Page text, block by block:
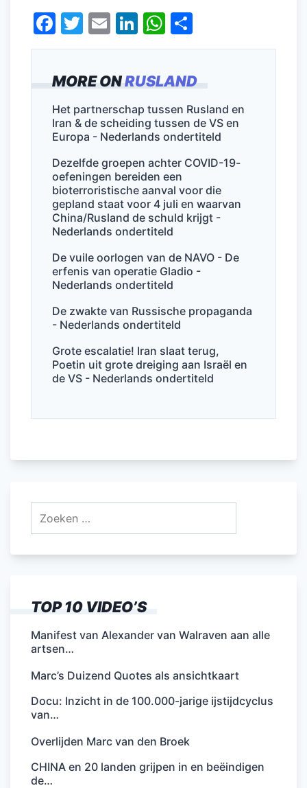
MORE ONRUSLAND
Het partnerschap tussen Rusland en
Iran & de scheiding tussen de VS en
Europa - Nederlands ondertiteld
Dezelfde groepen achter COVID-19-
oefeningen bereiden een
bioterroristische aanval voor die
gepland staat voor 4 juli en waarvan
China/Rusland de schuld krijgt -
Nederlands ondertiteld
De vuile oorlogen van de NAVO - De
erfenis van operatie Gladio -
Nederlands ondertiteld
De zwakte van Russische propaganda
- Nederlands ondertiteld
Grote escalatie! Iran slaat terug,
Poetin uit grote dreiging aan Israël en
de VS - Nederlands ondertiteld
F
a
e
b
o
o
k
T
w
er
E
m
l
Li
n
e
dI
n
W
h
s
A
p
p
el
n
TOP 10 VIDEO’S
Manifest van Alexander van Walraven aan alle
artsen…
Marc’s Duizend Quotes als ansichtkaart
Docu: Inzicht in de 100.000-jarige ijstijdcyclus
van…
Overlijden Marc van den Broek
CHINA en 20 landen grijpen in en beëindigen
de…